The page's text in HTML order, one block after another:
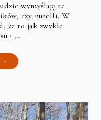
wymyślają te
czy nutelli. W
że to jak zwykle
i …
»